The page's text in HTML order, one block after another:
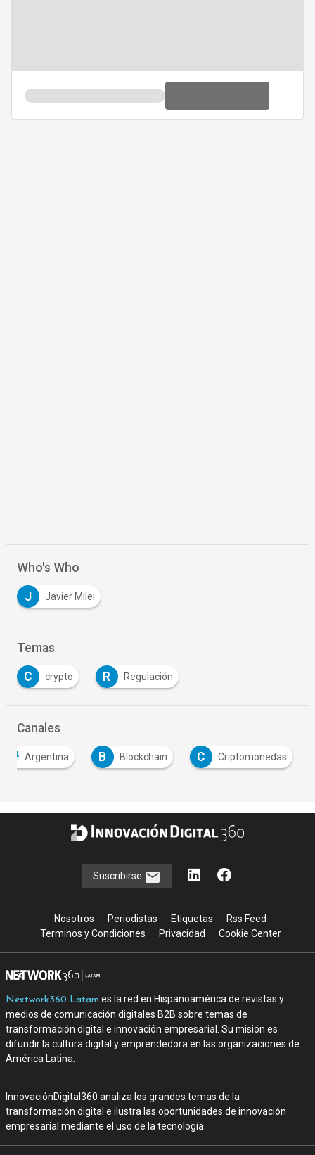
Who's Who
J Javier Milei
Temas
C crypto R Regulación
Canales
Argentina B Blockchain C Criptomonedas
Suscribirse
Nosotros Periodistas Etiquetas
Rss Feed
Terminos y Condiciones
Privacidad Cookie Center
Nextwork360 Latam es la red en Hispanoamérica de revistas y
medios de comunicación digitales B2B sobre temas de
transformación digital e innovación empresarial. Su misión es
difundir la cultura digital y emprendedora en las organizaciones de
América Latina.
InnovaciónDigital360 analiza los grandes temas de la
transformación digital e ilustra las oportunidades de innovación
empresarial mediante el uso de la tecnología.